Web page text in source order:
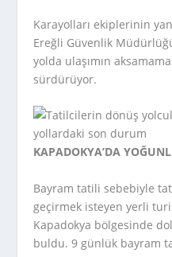
Karayolları ekiplerinin
Ereğli Güvenlik
yolda ulaşımın
sürdürüyor.
KAPADOKYA’DA
Bayram tatili sebebiyle
geçirmek isteyen yerli
Kapadokya bölgesinde
buldu. 9 günlük bayram